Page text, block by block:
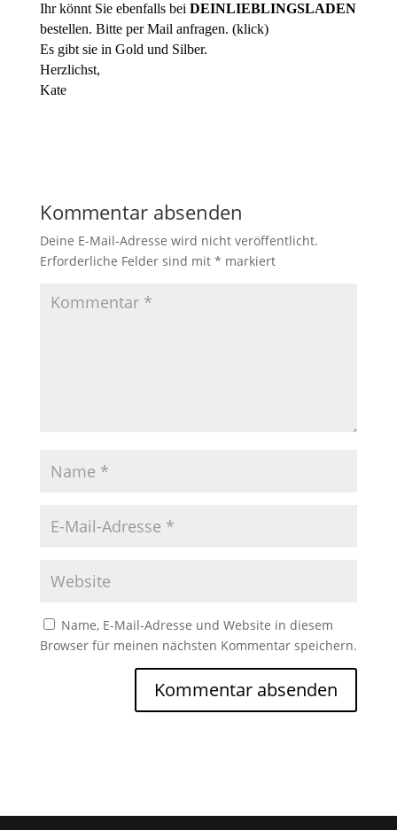
Ihr könnt Sie ebenfalls bei DEINLIEBLINGSLADEN
bestellen. Bitte per Mail anfragen. (klick)
Es gibt sie in Gold und Silber.
Herzlichst,
Kate
Kommentar absenden
Deine E-Mail-Adresse wird nicht veröffentlicht.
Erforderliche Felder sind mit * markiert
Name, E-Mail-Adresse und Website in diesem
Browser für meinen nächsten Kommentar speichern.